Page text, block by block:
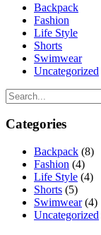
Backpack
Fashion
Life Style
Shorts
Swimwear
Uncategorized
Categories
Backpack (8)
Fashion (4)
Life Style (4)
Shorts (5)
Swimwear(4)
Uncategorized